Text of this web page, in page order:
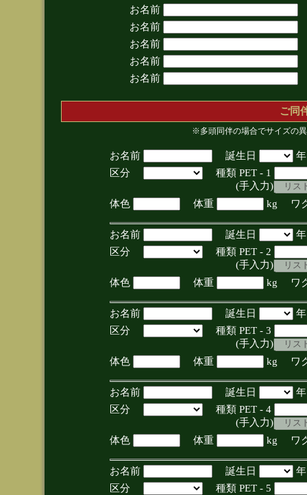
お名前
お名前
お名前
お名前
お名前
ご同
※多頭同伴の場合でサイズの
お名前 誕生日
区分
種類 PET - 1
(手入力)
体色
体重 kg ワ
お名前 誕生日
区分
種類 PET - 2
(手入力)
体色
体重 kg ワ
お名前 誕生日
区分
種類 PET - 3
(手入力)
体色
体重 kg ワ
お名前 誕生日
区分
種類 PET - 4
(手入力)
体色
体重 kg ワ
お名前 誕生日
区分
種類 PET - 5